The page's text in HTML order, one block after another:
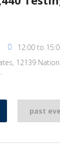
12:00 to
12139
past